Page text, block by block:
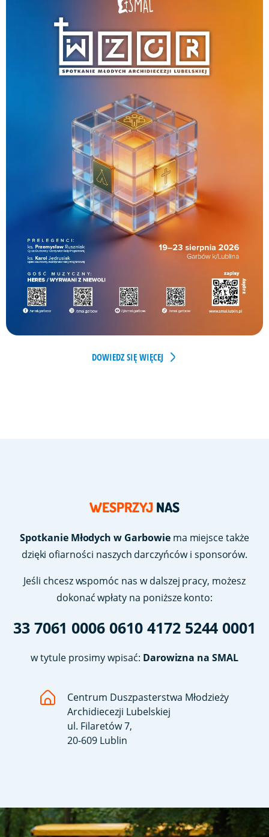
DOWIEDZ SIĘ WIĘCEJ
WESPRZYJNAS
Spotkanie Młodych w Garbowiema miejsce także
dzięki ofiarności naszych darczyńców i sponsorów.
Jeśli chcesz wspomóc nas w dalszej pracy, możesz
dokonać wpłaty na poniższe konto:
33 7061 0006 0610 4172 5244 0001
w tytule prosimy wpisać: Darowizna na SMAL
Centrum Duszpasterstwa Młodzieży
Archidiecezji Lubelskiej
ul. Filaretów 7,
20-609 Lublin